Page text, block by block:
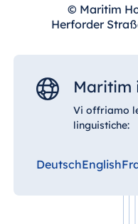
raggiungibile
© Maritim
Herforder
Maritim
Vi offriamo
linguistiche:
DeutschEnglish